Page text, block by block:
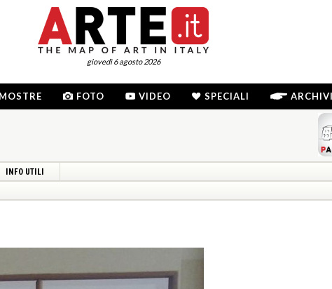
giovedì 6 agosto 2026
MOSTRE FOTO VIDEO SPECIALI
INFO UTILI